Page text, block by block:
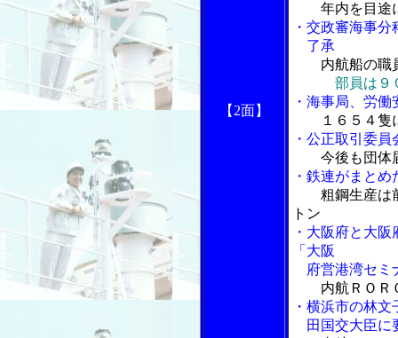
【2面】
年内を目途
・交政審海事
了承
内航船の職
部員は９
・海事局、労
１６５４隻
・公正取引委
今後も団体
・鉄連がまと
粗鋼生産は
トン
・大阪府と大
「大阪
府営港湾セミ
内航ＲＯＲ
・横浜市の林
田国交大臣に